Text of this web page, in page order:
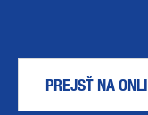
PREJSŤ NA